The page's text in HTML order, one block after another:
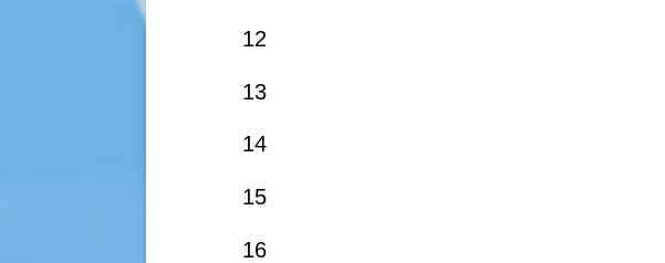
12
13
14
15
16